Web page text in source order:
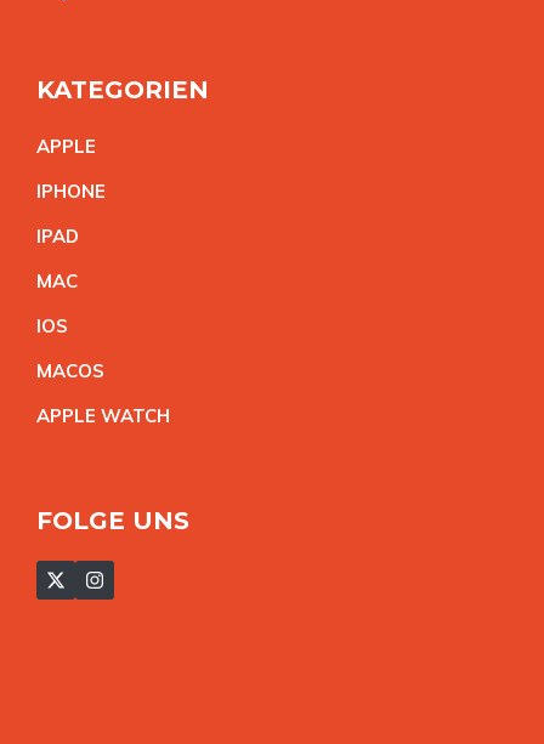
KATEGORIEN
APPLE
IPHONE
IPAD
MAC
IOS
MACOS
APPLE WATCH
FOLGE UNS